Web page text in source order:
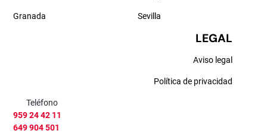
Granada Sevilla
LEGAL
Aviso legal
Política de privacidad
Teléfono
959 24 42 11
649 904 501